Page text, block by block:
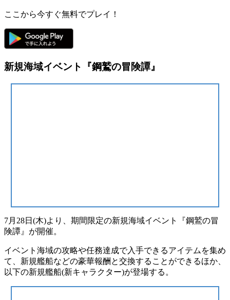
ここから今すぐ無料でプレイ！
新規海域イベント『鋼鷲の冒険譚』
7月28日(木)より、期間限定の新規海域イベント
『鋼鷲の冒
険譚』 が開催。
イベント海域の攻略や任務達成で入手できるアイテムを集め
て、新規艦船などの豪華報酬と交換することができるほか、
以下の新規艦船(新キャラクター)が登場する。